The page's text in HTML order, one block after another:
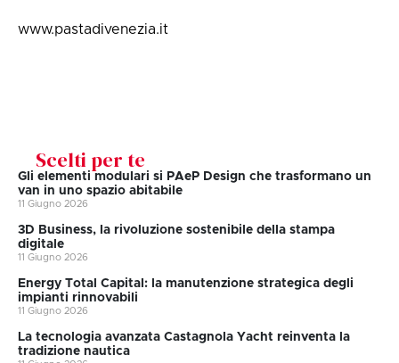
www.pastadivenezia.it
Scelti per te
Gli elementi modulari si PAeP Design che trasformano un
van in uno spazio abitabile
11 Giugno 2026
3D Business, la rivoluzione sostenibile della stampa
digitale
11 Giugno 2026
Energy Total Capital: la manutenzione strategica degli
impianti rinnovabili
11 Giugno 2026
La tecnologia avanzata Castagnola Yacht reinventa la
tradizione nautica